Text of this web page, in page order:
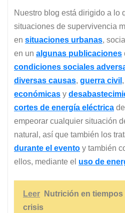
Nuestro blog está dirigido a lo
situaciones de supervivencia
en situaciones urbanas,
en un algunas publicaciones
condiciones sociales
diversas causas, guerra civil ,
económicas y
cortes de energía eléctrica
empeorar cualquier situación
natural, así que también los
durante el evento y también
ellos, mediante el uso de
Leer
Nutrición en tiempos
crisis